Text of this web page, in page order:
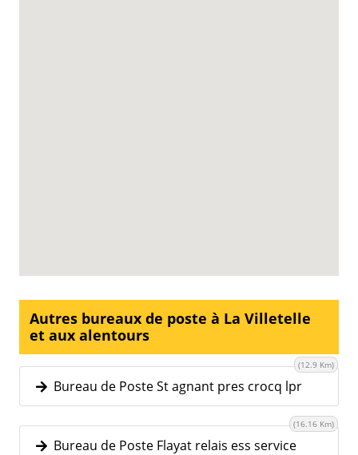
Autres bureaux de poste à La Villetelle
et aux alentours
Bureau de Poste St agnant pres crocq lpr
(12.9 Km)
Bureau de Poste Flayat relais ess service
(16.16 Km)